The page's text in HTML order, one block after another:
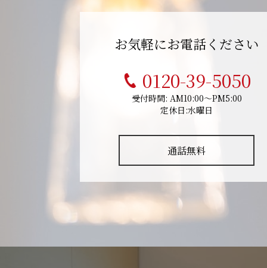
お気軽にお電話ください
0120-39-5050
受付時間: AM10:00～PM5:00
定休日:水曜日
通話無料